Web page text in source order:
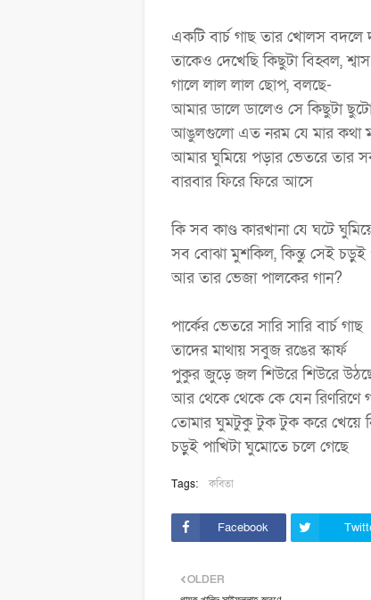
একটি বার্চ গাছ তার খোলস বদলে
তাকেও দেখেছি কিছুটা বিহ্বল,
গালে লাল লাল ছোপ, বলছে-
আমার ডালে ডালেও সে কিছুটা
আঙুলগুলো এত নরম যে মার কথা
আমার ঘুমিয়ে পড়ার ভেতরে তার
বারবার ফিরে ফিরে আসে
কি সব কাণ্ড কারখানা যে ঘটে
সব বোঝা মুশকিল, কিন্তু সেই চড়ুই
আর তার ভেজা পালকের গান?
পার্কের ভেতরে সারি সারি বার্চ গাছ
তাদের মাথায় সবুজ রঙের স্কার্ফ
পুকুর জুড়ে জল শিউরে শিউরে
আর থেকে থেকে কে যেন রিণরিণে
তোমার ঘুমটুকু টুক টুক করে খেয়ে
চড়ুই পাখিটা ঘুমোতে চলে গেছে
Tags: কবিতা
Facebook
OLDER